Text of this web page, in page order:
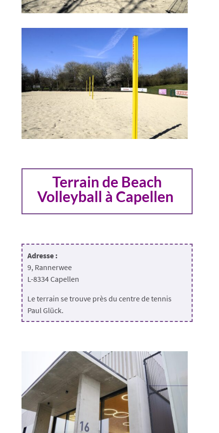
Terrain de Beach
Volleyball à Capellen
Adresse :
9, Rannerwee
L-8334 Capellen
Le terrain se trouve près du centre de tennis
Paul Glück.